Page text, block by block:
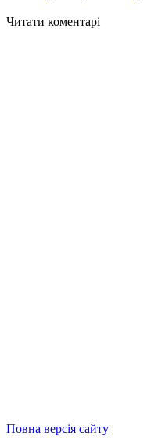
Читати коментарі
Повна версія сайту